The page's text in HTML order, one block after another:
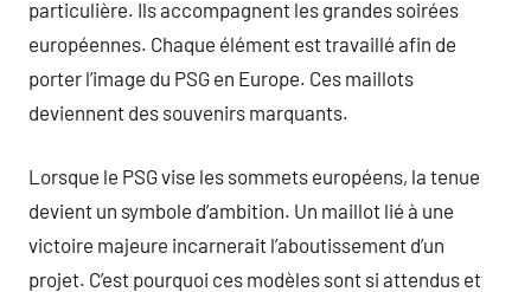
particulière. Ils accompagnent les grandes soirées
européennes. Chaque élément est travaillé afin de
porter l’image du PSG en Europe. Ces maillots
deviennent des souvenirs marquants.
Lorsque le PSG vise les sommets européens, la tenue
devient un symbole d’ambition. Un maillot lié à une
victoire majeure incarnerait l’aboutissement d’un
projet. C’est pourquoi ces modèles sont si attendus et